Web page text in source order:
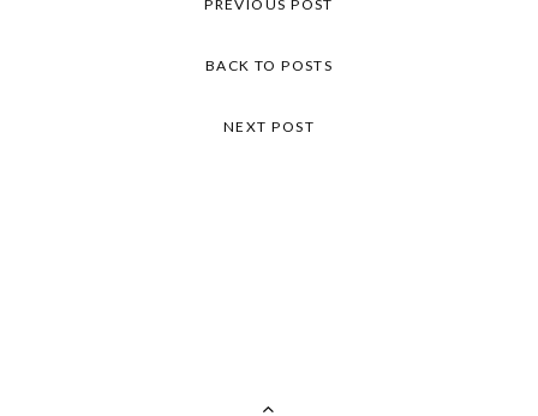
PREVIOUS POST
BACK TO POSTS
NEXT POST